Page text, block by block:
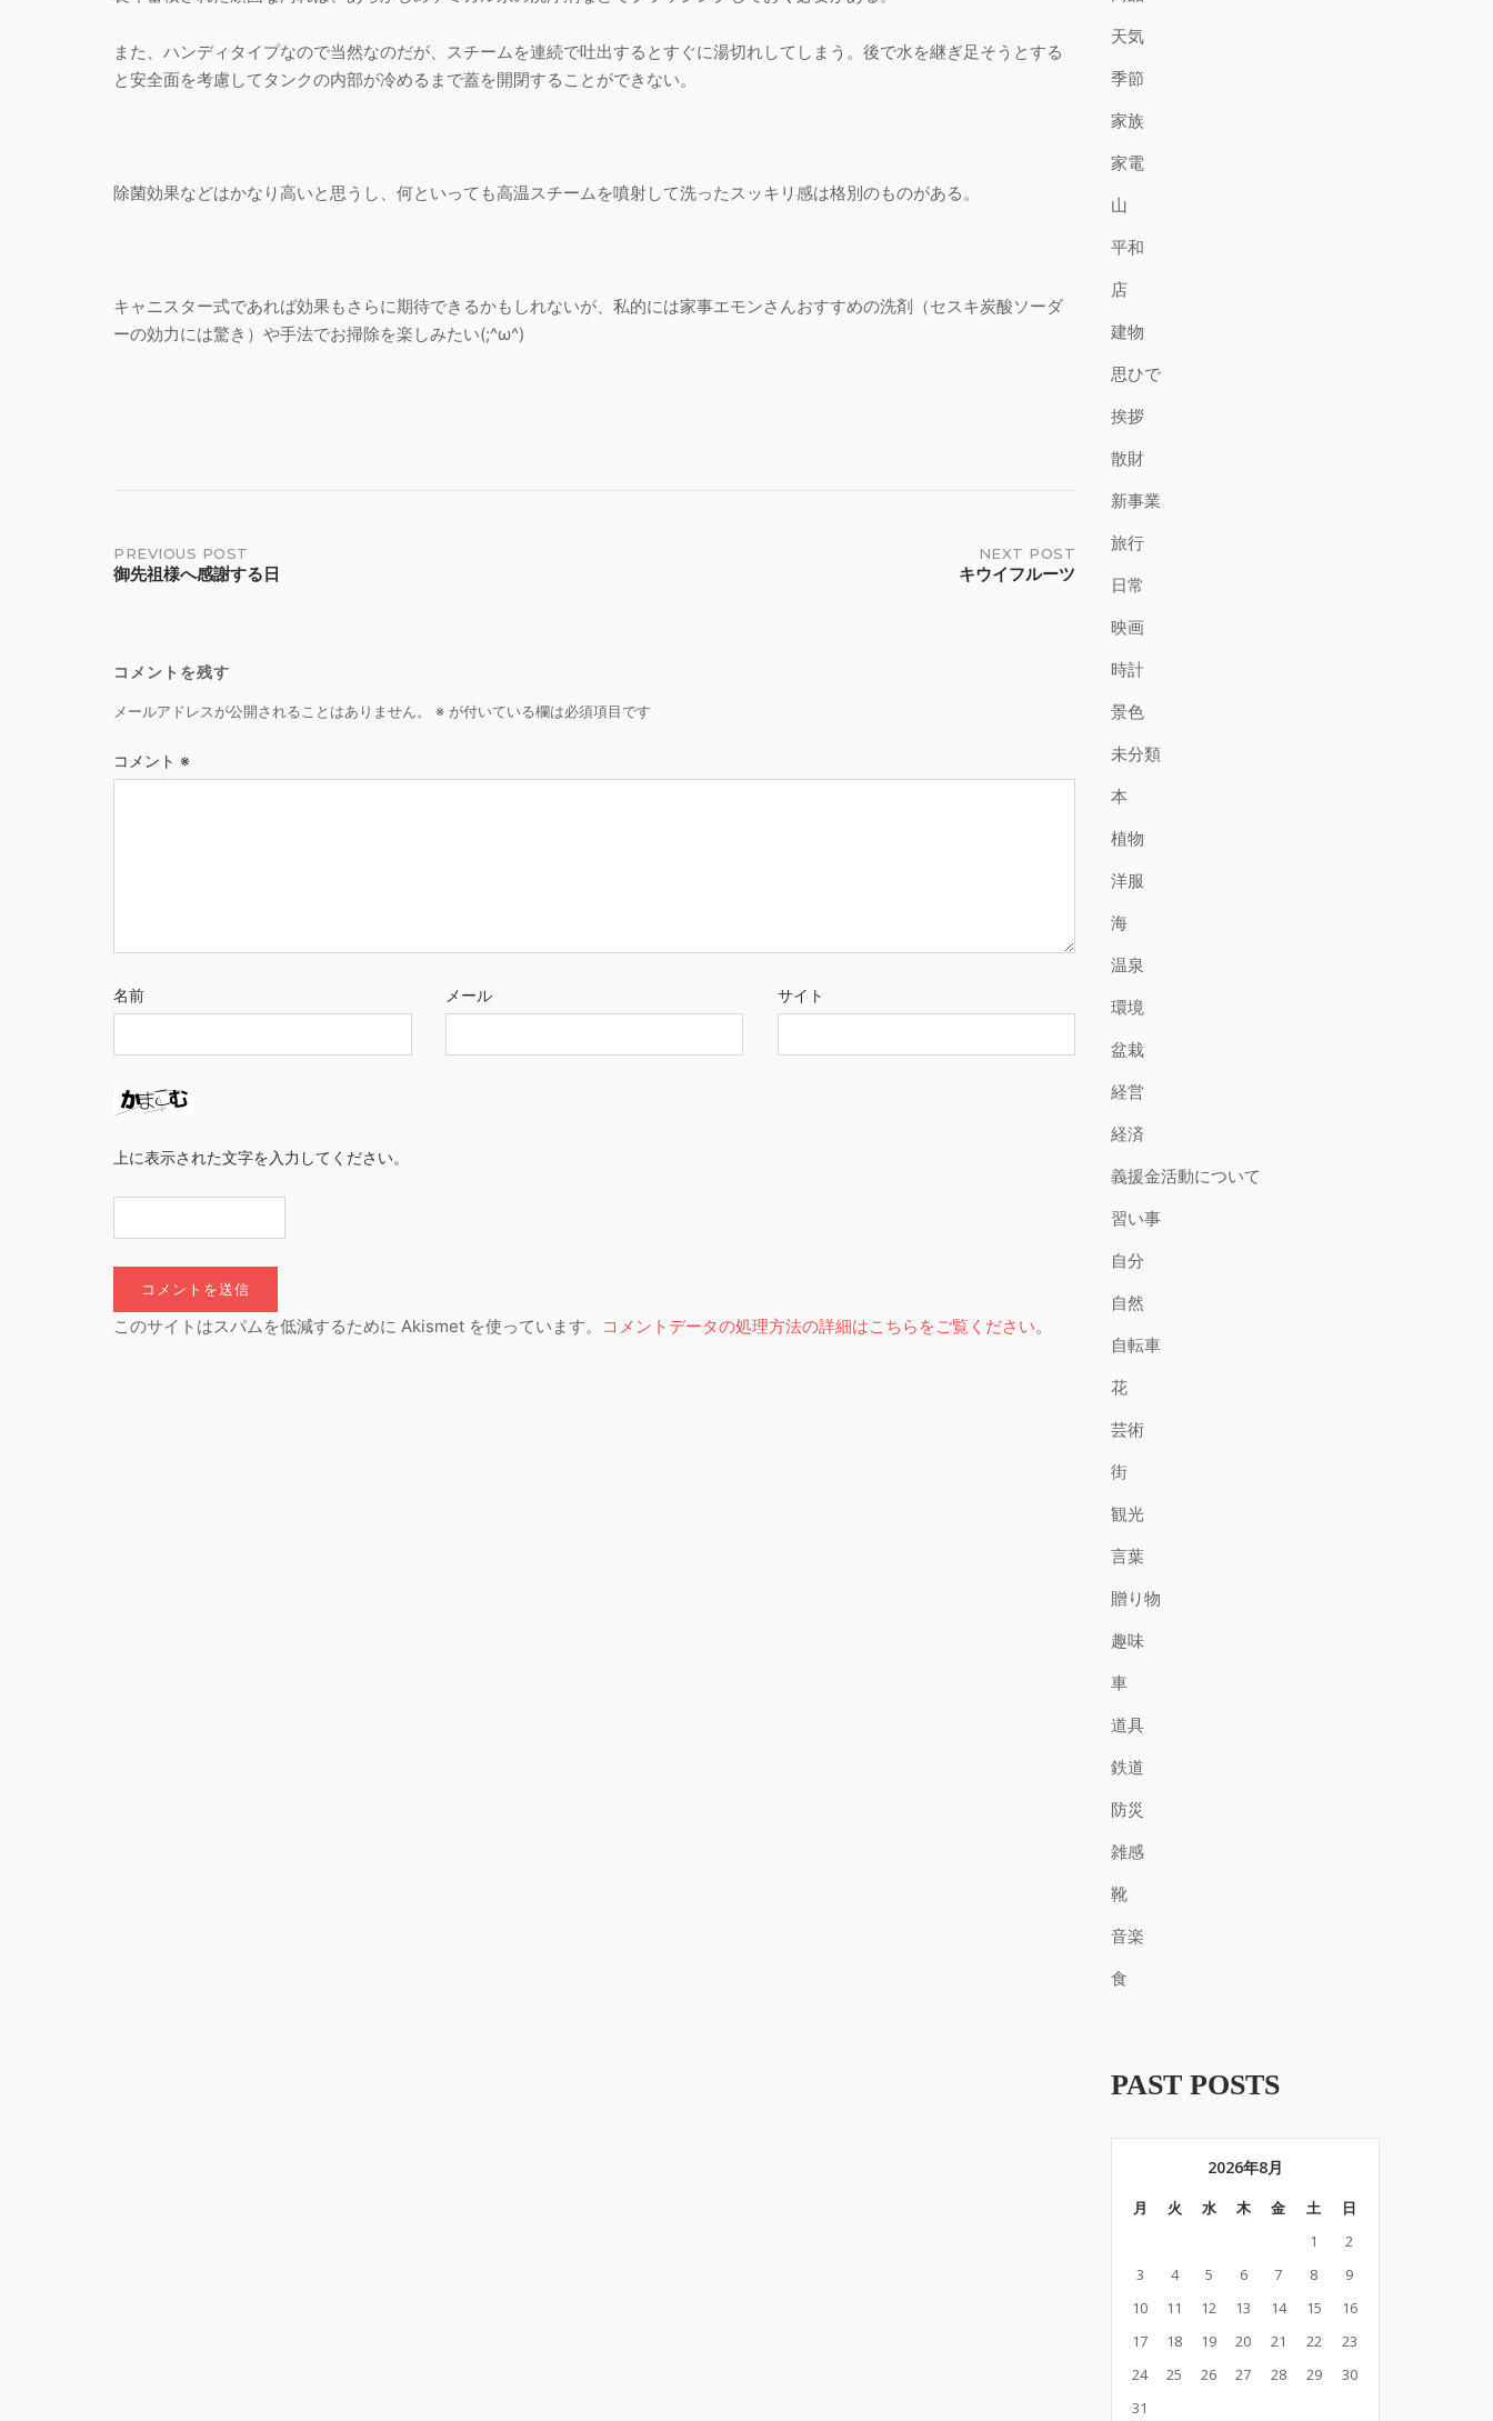
また、ハンディタイプなので当然なのだが、スチームを連続で吐出するとすぐに湯切れしてしまう。後で水を継ぎ足そうとする
と安全面を考慮してタンクの内部が冷めるまで蓋を開閉することができない。
除菌効果などはかなり高いと思うし、何といっても高温スチームを噴射して洗ったスッキリ感は格別のものがある。
キャニスター式であれば効果もさらに期待できるかもしれないが、私的には家事エモンさんおすすめの洗剤（セスキ炭酸ソーダ
ーの効力には驚き）や手法でお掃除を楽しみたい(;^ω^)
Post
PREVIOUS POST
御先祖様へ感謝する日
NEXT POST
キウイフルーツ
コメントを残す
メールアドレスが公開されることはありません。 ※ が付いている欄は必須項目です
コメント ※
名前 メール サイト
上に表示された文字を入力してください。
このサイトはスパムを低減するために Akismet を使っています。 コメントデータの処理方法の詳細はこちらをご覧ください。
天気
季節
家族
家電
山
平和
店
建物
思ひで
挨拶
散財
新事業
旅行
日常
映画
時計
景色
未分類
本
植物
洋服
海
温泉
環境
盆栽
経営
経済
義援金活動について
習い事
自分
自然
自転車
花
芸術
街
観光
言葉
贈り物
趣味
車
道具
鉄道
防災
雑感
靴
音楽
食
PAST POSTS
2026年8月
月 火 水 木 金 土
日
1
2
3
4 5 6 7 8
9
10
11 12 13 14 15
16
17
18 19 20 21 22
23
24
25 26 27 28 29
30
31